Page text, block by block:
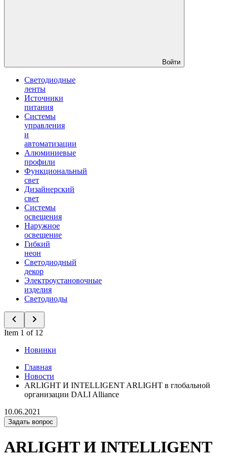
Войти
Светодиодные
ленты
Источники
питания
Системы
управления
и
автоматизации
Алюминиевые
профили
Функциональный
свет
Дизайнерский
свет
Системы
освещения
Наружное
освещение
Гибкий
неон
Светодиодный
декор
Электроустановочные
изделия
Светодиоды
Item 1 of 12
Новинки
Главная
Новости
ARLIGHT И INTELLIGENT ARLIGHT в глобальной
организации DALI Alliance
10.06.2021
Задать вопрос
ARLIGHT И INTELLIGENT